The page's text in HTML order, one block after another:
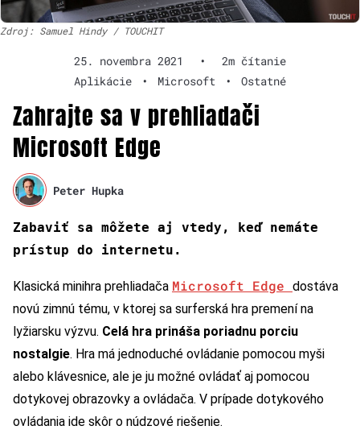
Zdroj: Samuel Hindy / TOUCHIT
25. novembra 2021 •
2m čítanie
Aplikácie
• Microsoft • Ostatné
Zahrajte sa v prehliadači
Microsoft Edge
Peter Hupka
Zabaviť sa môžete aj vtedy, keď nemáte
prístup do internetu.
Klasická minihra prehliadača Microsoft Edge dostáva
novú zimnú tému, v ktorej sa surferská hra premení na
lyžiarsku výzvu. Celá hra prináša poriadnu porciu
nostalgie. Hra má jednoduché ovládanie pomocou myši
alebo klávesnice, ale je ju možné ovládať aj pomocou
dotykovej obrazovky a ovládača. V prípade dotykového
ovládania ide skôr o núdzové riešenie.